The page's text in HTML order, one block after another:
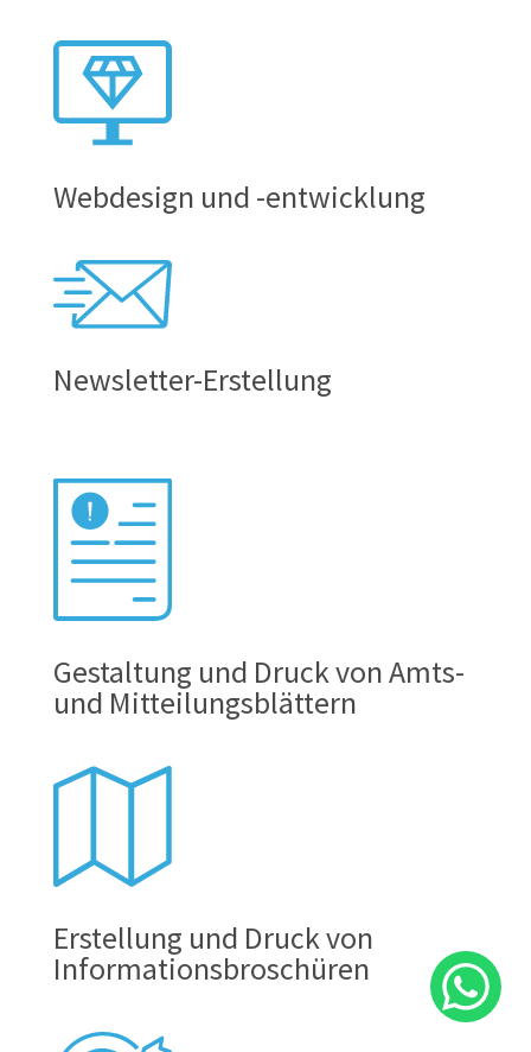
Webdesign und -entwicklung
Newsletter-Erstellung
Gestaltung und Druck von Amts-
und Mitteilungsblättern
Erstellung und Druck von
Informationsbroschüren